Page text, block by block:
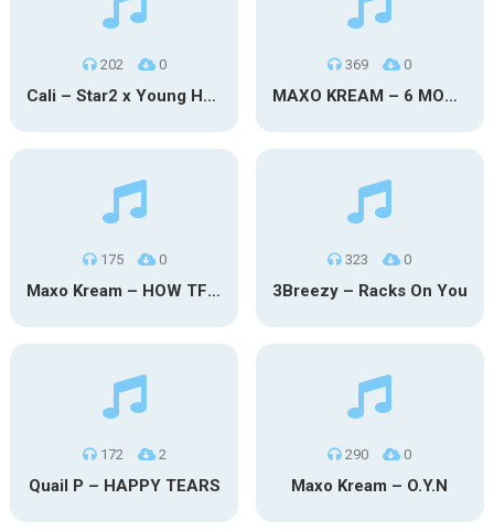
202 0
Cali – Star2 x Young Henny
369 0
MAXO KREAM – 6 MONTHS CLEAN
175 0
Maxo Kream – HOW TF I’M LUCKY
323 0
3Breezy – Racks On You
172 2
Quail P – HAPPY TEARS
290 0
Maxo Kream – O.Y.N